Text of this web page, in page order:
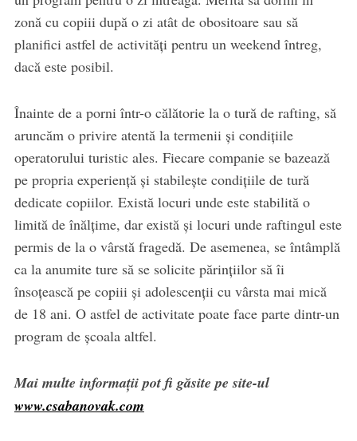
zonă cu copiii după o zi atât de obositoare sau să
planifici astfel de activități pentru un weekend întreg,
dacă este posibil.
Înainte de a porni într-o călătorie la o tură de rafting, să
aruncăm o privire atentă la termenii și condițiile
operatorului turistic ales. Fiecare companie se bazează
pe propria experiență și stabilește condițiile de tură
dedicate copiilor. Există locuri unde este stabilită o
limită de înălțime, dar există și locuri unde raftingul este
permis de la o vârstă fragedă. De asemenea, se întâmplă
ca la anumite ture să se solicite părințiilor să îi
însoțească pe copiii și adolescenții cu vârsta mai mică
de 18 ani. O astfel de activitate poate face parte dintr-un
program de școala altfel.
Mai multe informații pot fi găsite pe site-ul
www.csabanovak.com